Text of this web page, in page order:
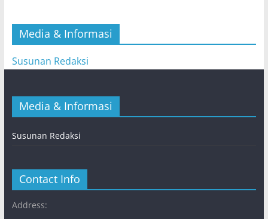
Media & Informasi
Susunan Redaksi
Media & Informasi
Susunan Redaksi
Contact Info
Address: